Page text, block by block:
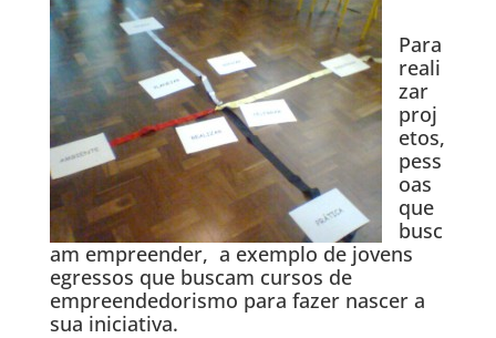
Para
reali
zar
proj
etos,
pess
oas
que
busc
am empreender, a exemplo de jovens
egressos que buscam cursos de
empreendedorismo para fazer nascer a
sua iniciativa.